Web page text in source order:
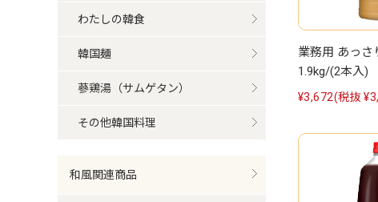
業務用 あっさ
1.9kg/(2本入)
¥3,672(税抜
わたしの韓食
韓国麺
蔘鶏湯（サムゲタン）
その他韓国料理
和風関連商品